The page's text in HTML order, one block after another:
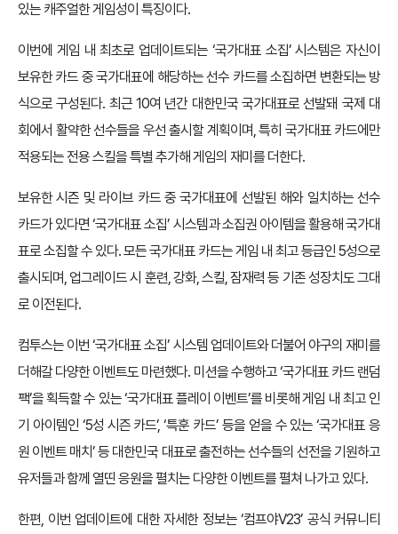
있는 캐주얼한 게임성이 특징이다.
이번에 게임 내 최초로 업데이트되는 ‘국가대표 소집’ 시스템은 자신이
보유한 카드 중 국가대표에 해당하는 선수 카드를 소집하면 변환되는 방
식으로 구성된다. 최근 10여 년간 대한민국 국가대표로 선발돼 국제 대
회에서 활약한 선수들을 우선 출시할 계획이며, 특히 국가대표 카드에만
적용되는 전용 스킬을 특별 추가해 게임의 재미를 더한다.
보유한 시즌 및 라이브 카드 중 국가대표에 선발된 해와 일치하는 선수
카드가 있다면 ‘국가대표 소집’ 시스템과 소집권 아이템을 활용해 국가대
표로 소집할 수 있다. 모든 국가대표 카드는 게임 내 최고 등급인 5성으로
출시되며, 업그레이드 시 훈련, 강화, 스킬, 잠재력 등 기존 성장치도 그대
로 이전된다.
컴투스는 이번 ‘국가대표 소집’ 시스템 업데이트와 더불어 야구의 재미를
더해갈 다양한 이벤트도 마련했다. 미션을 수행하고 ‘국가대표 카드 랜덤
팩’을 획득할 수 있는 ‘국가대표 플레이 이벤트’를 비롯해 게임 내 최고 인
기 아이템인 ‘5성 시즌 카드’, ‘특훈 카드’ 등을 얻을 수 있는 ‘국가대표 응
원 이벤트 매치’ 등 대한민국 대표로 출전하는 선수들의 선전을 기원하고
유저들과 함께 열띤 응원을 펼치는 다양한 이벤트를 펼쳐 나가고 있다.
한편, 이번 업데이트에 대한 자세한 정보는 ‘컴프야V23’ 공식 커뮤니티